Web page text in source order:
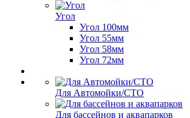
Угол
Угол 100мм
Угол 55мм
Угол 58мм
Угол 72мм
Для Автомойки/СТО
Для бассейнов и аквапарков